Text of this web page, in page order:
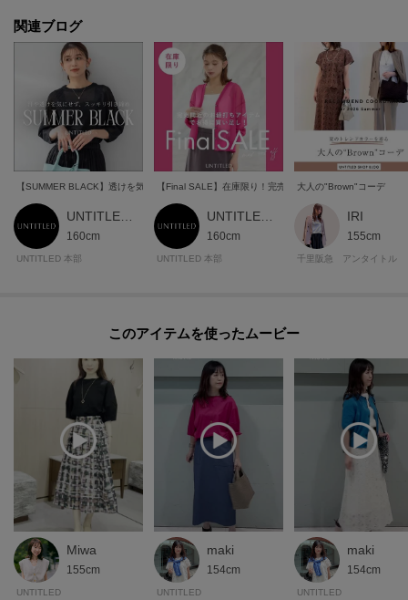
関連ブログ
【SUMMER BLACK】透けを気にせずスッキリ細見え
160cm
UNTITLED 本部
【Final SALE】在庫限り！完売間近のお値打ちアイテム
160cm
UNTITLED 本部
大人の"Brown"コーデ
IRI
155cm
千里阪急 アンタイトル
このアイテムを使ったムービー
Miwa
155cm
UNTITLED
maki
154cm
UNTITLED
maki
154cm
UNTITLED